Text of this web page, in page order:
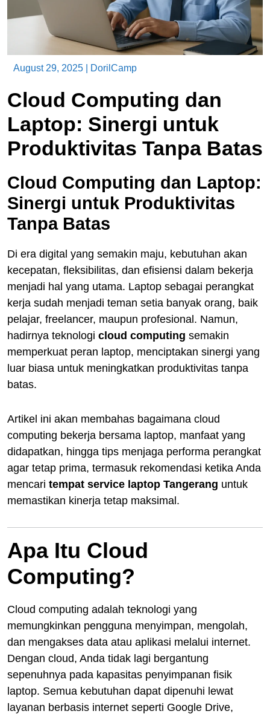
August 29, 2025 DorilCamp
Cloud Computing dan
Laptop: Sinergi untuk
Produktivitas Tanpa Batas
Cloud Computing dan Laptop:
Sinergi untuk Produktivitas
Tanpa Batas
Di era digital yang semakin maju, kebutuhan akan
kecepatan, fleksibilitas, dan efisiensi dalam bekerja
menjadi hal yang utama. Laptop sebagai perangkat
kerja sudah menjadi teman setia banyak orang, baik
pelajar, freelancer, maupun profesional. Namun,
hadirnya teknologi cloud computing semakin
memperkuat peran laptop, menciptakan sinergi yang
luar biasa untuk meningkatkan produktivitas tanpa
batas.
Artikel ini akan membahas bagaimana cloud
computing bekerja bersama laptop, manfaat yang
didapatkan, hingga tips menjaga performa perangkat
agar tetap prima, termasuk rekomendasi ketika Anda
mencari tempat service laptop Tangerang untuk
memastikan kinerja tetap maksimal.
Apa Itu Cloud
Computing?
Cloud computing adalah teknologi yang
memungkinkan pengguna menyimpan, mengolah,
dan mengakses data atau aplikasi melalui internet.
Dengan cloud, Anda tidak lagi bergantung
sepenuhnya pada kapasitas penyimpanan fisik
laptop. Semua kebutuhan dapat dipenuhi lewat
layanan berbasis internet seperti Google Drive,